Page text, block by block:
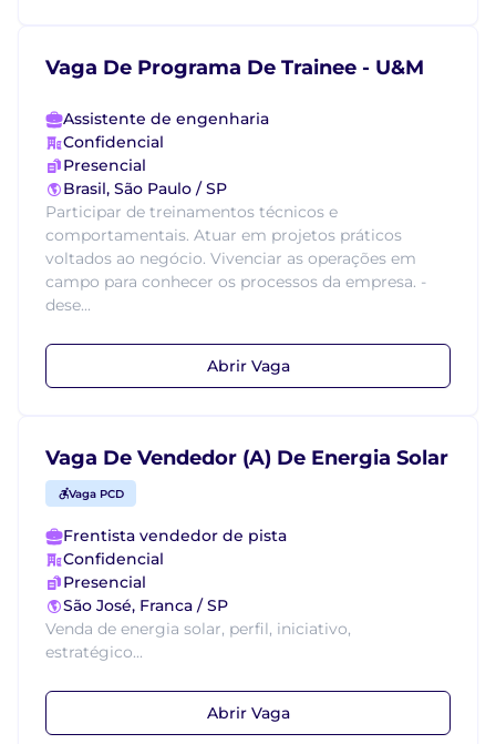
Vaga De Programa De Trainee - U&M
Assistente de engenharia
Confidencial
Presencial
Brasil, São Paulo / SP
Participar de treinamentos técnicos e
comportamentais. Atuar em projetos práticos
voltados ao negócio. Vivenciar as operações em
campo para conhecer os processos da empresa. -
dese...
Abrir Vaga
Vaga De Vendedor (A) De Energia Solar
Vaga PCD
Frentista vendedor de pista
Confidencial
Presencial
São José, Franca / SP
Venda de energia solar, perfil, iniciativo,
estratégico...
Abrir Vaga